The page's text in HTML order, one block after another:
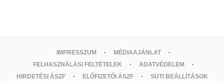
IMPRESSZUM
MÉDIAAJÁNLAT
FELHASZNÁLÁSI FELTÉTELEK
ADATVÉDELEM
HIRDETÉSI ÁSZF
ELŐFIZETŐI ÁSZF SÜTI BEÁLLÍTÁSOK